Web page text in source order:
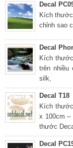
Decal
Kích
chỉnh sao
Decal
Kích
trên nhiều
silk,
Decal T18
Kích
x 100cm –
thước
Decal